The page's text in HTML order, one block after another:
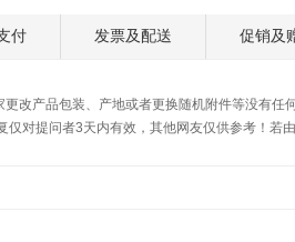
付 发票及配送 促销及
更改产品包装、产地或者更换随机附件等没有
仅对提问者3天内有效，其他网友仅供参考！若